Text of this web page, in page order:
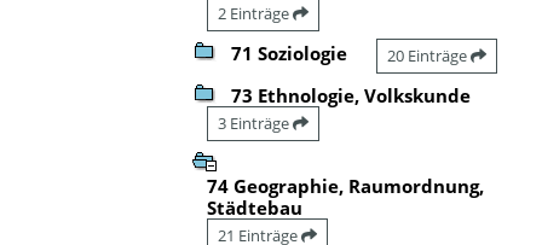
2 Einträge
71 Soziologie 20 Einträge
73 Ethnologie, Volkskunde
3 Einträge
74 Geographie, Raumordnung,
Städtebau
21 Einträge